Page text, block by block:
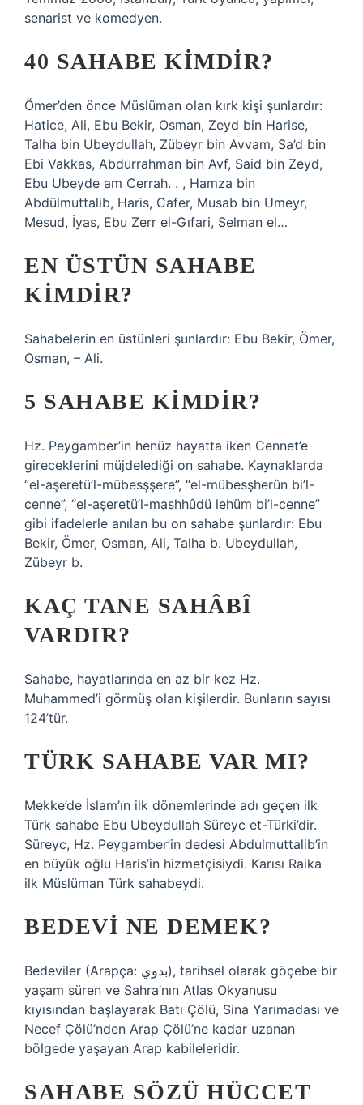
senarist ve komedyen.
40 SAHABE KIMDIR?
Ömer’den önce Müslüman olan kırk kişi şunlardır:
Hatice, Ali, Ebu Bekir, Osman, Zeyd bin Harise,
Talha bin Ubeydullah, Zübeyr bin Avvam, Sa’d bin
Ebi Vakkas, Abdurrahman bin Avf, Said bin Zeyd,
Ebu Ubeyde am Cerrah. . , Hamza bin
Abdülmuttalib, Haris, Cafer, Musab bin Umeyr,
Mesud, İyas, Ebu Zerr el-Gıfari, Selman el…
EN ÜSTÜN SAHABE
KIMDIR?
Sahabelerin en üstünleri şunlardır: Ebu Bekir, Ömer,
Osman, – Ali.
5 SAHABE KIMDIR?
Hz. Peygamber’in henüz hayatta iken Cennet’e
gireceklerini müjdelediği on sahabe. Kaynaklarda
“el-aşeretü’l-mübesşşere”, “el-mübesşherûn bi’l-
cenne”, “el-aşeretü’l-mashhûdü lehüm bi’l-cenne”
gibi ifadelerle anılan bu on sahabe şunlardır: Ebu
Bekir, Ömer, Osman, Ali, Talha b. Ubeydullah,
Zübeyr b.
KAÇ TANE SAHÂBÎ
VARDIR?
Sahabe, hayatlarında en az bir kez Hz.
Muhammed’i görmüş olan kişilerdir. Bunların sayısı
124’tür.
TÜRK SAHABE VAR MI?
Mekke’de İslam’ın ilk dönemlerinde adı geçen ilk
Türk sahabe Ebu Ubeydullah Süreyc et-Türki’dir.
Süreyc, Hz. Peygamber’in dedesi Abdulmuttalib’in
en büyük oğlu Haris’in hizmetçisiydi. Karısı Raika
ilk Müslüman Türk sahabeydi.
BEDEVI NE DEMEK?
Bedeviler (Arapça: بدوي), tarihsel olarak göçebe bir
yaşam süren ve Sahra’nın Atlas Okyanusu
kıyısından başlayarak Batı Çölü, Sina Yarımadası ve
Necef Çölü’nden Arap Çölü’ne kadar uzanan
bölgede yaşayan Arap kabileleridir.
SAHABE SÖZÜ HÜCCET